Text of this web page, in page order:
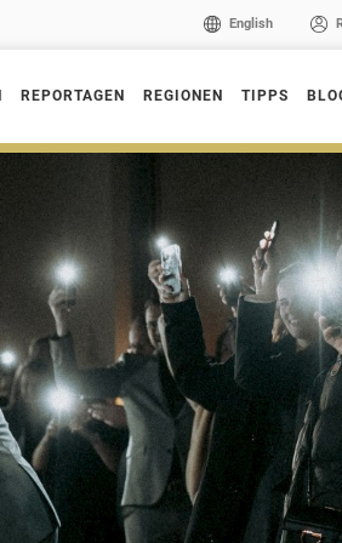
English
REPORTAGEN REGIONEN TIPPS